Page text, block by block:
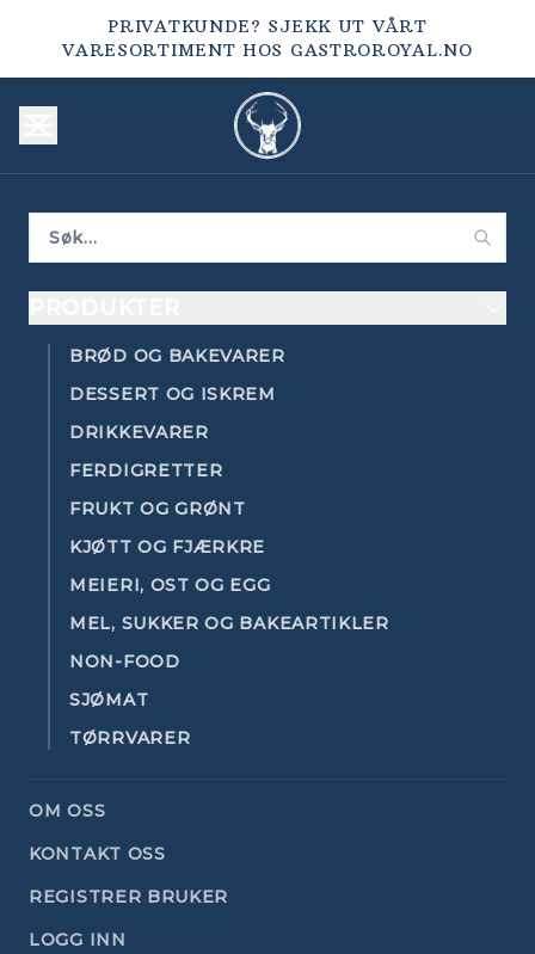
PRIVATKUNDE? SJEKK UT VÅRT
VARESORTIMENT HOS GASTROROYAL.NO
BRØD OG BAKEVARER
DESSERT OG ISKREM
DRIKKEVARER
FERDIGRETTER
FRUKT OG GRØNT
KJØTT OG FJÆRKRE
MEIERI, OST OG EGG
MEL, SUKKER OG BAKEARTIKLER
NON-FOOD
SJØMAT
TØRRVARER
OM OSS
KONTAKT OSS
REGISTRER BRUKER
LOGG INN